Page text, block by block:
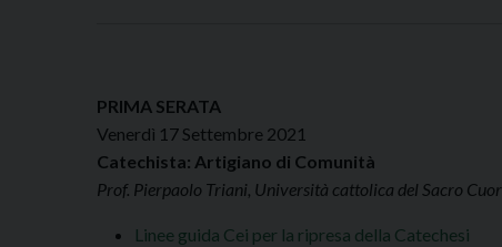
PRIMA SERATA
Venerdì 17 Settembre 2021
Catechista: Artigiano di Comunità
Prof. Pierpaolo Triani, Università cattolica del Sacro
Linee guida Cei per la ripresa della Catechesi